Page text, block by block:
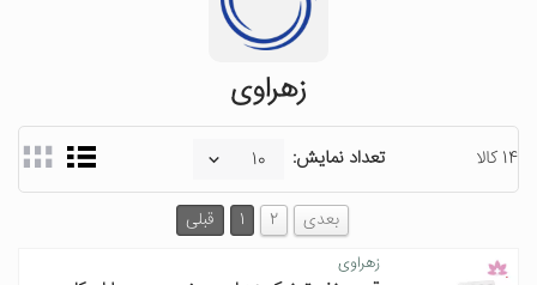
زهراوی
14 کالا تعداد نمایش:
قبلی 1 2 بعدی
زهراوی